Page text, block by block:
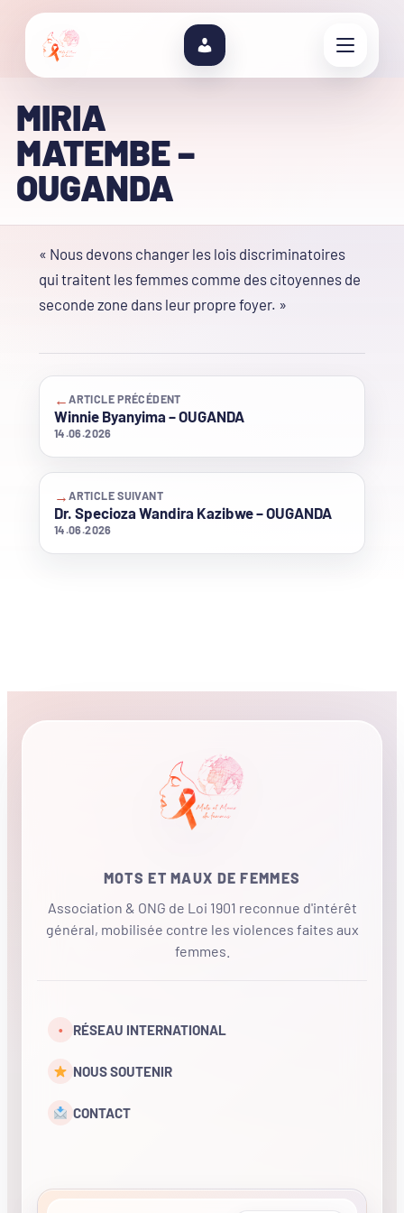
MIRIA
MATEMBE –
OUGANDA
« Nous devons changer les lois discriminatoires
qui traitent les femmes comme des citoyennes de
seconde zone dans leur propre foyer. »
←ARTICLE PRÉCÉDENT
Winnie Byanyima – OUGANDA
14.06.2026
→ARTICLE SUIVANT
Dr. Specioza Wandira Kazibwe – OUGANDA
14.06.2026
MOTS ET MAUX DE FEMMES
Association & ONG de Loi 1901 reconnue d'intérêt
général, mobilisée contre les violences faites aux
femmes.
• RÉSEAU INTERNATIONAL
NOUS SOUTENIR
CONTACT